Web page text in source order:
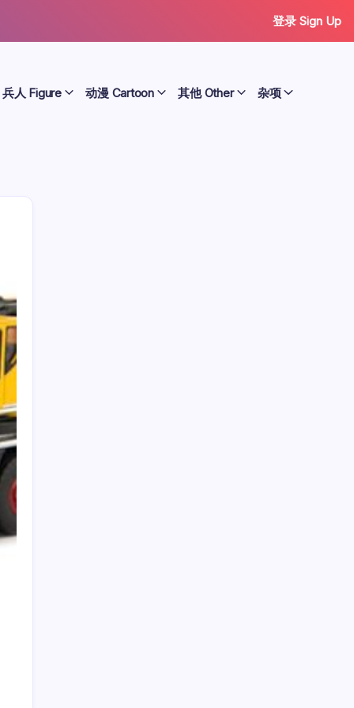
登录 Sign Up
兵人 Figure 动漫 Cartoon 其他 Other 杂项